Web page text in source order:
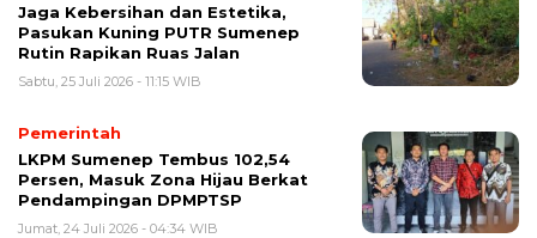
Jaga Kebersihan dan Estetika,
Pasukan Kuning PUTR Sumenep
Rutin Rapikan Ruas Jalan
Sabtu, 25 Juli 2026 - 11:15 WIB
Pemerintah
LKPM Sumenep Tembus 102,54
Persen, Masuk Zona Hijau Berkat
Pendampingan DPMPTSP
Jumat, 24 Juli 2026 - 04:34 WIB